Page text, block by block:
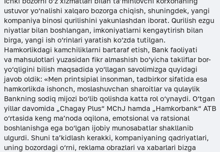
ustuvor yo‘nalishi xalqaro bozorga chiqish, shuningdek, yangi
kompaniya binosi qurilishini yakunlashdan iborat. Qurilish ezgu
niyatlar bilan boshlangan, imkoniyatlarni kengaytirish bilan
birga, yangi ish o‘rinlari yaratish ko‘zda tutilgan.
Hamkorlikdagi kamchiliklarni bartaraf etish, Bank faoliyati
va mahsulotlari yuzasidan fikr almashish bo‘yicha takliflar bor-
yo‘qligini bilish maqsadida yo‘llagan savolimizga quyidagi
javob oldik: «Men printsipial insonman, tadbirkor sifatida esa
hamkorlikda ishonch, moslashuvchan sharoitlar va qulaylik
Bankning sodiq mijozi bo‘lib qolishda katta rol o‘ynaydi. O‘tgan
yillar davomida „Chagay Plus“ MChJ hamda „Hamkorbank“ ATB
o‘rtasida keng ma’noda oqilona, emotsional va ratsional
boshlanishga ega bo‘lgan ijobiy munosabatlar shakllanib
ulgurdi. Shuni ta’kidlash kerakki, kompaniyaning qadriyatlari,
uning bozordagi o‘rni, reklama obrazlari va xabarlari bizga